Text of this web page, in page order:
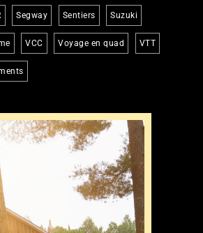
Segway Sentiers Suzuki
VCC Voyage en quad VTT